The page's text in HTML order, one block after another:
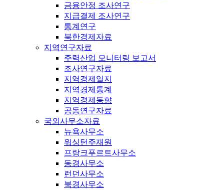
금융안정 조사연구
지급결제 조사연구
통계연구
북한경제자료
지역연구자료
주력산업 모니터링 보고서
조사연구자료
지역경제일지
지역경제통계
지역경제동향
공동연구자료
국외사무소자료
뉴욕사무소
워싱턴주재원
프랑크푸르트사무소
동경사무소
런던사무소
북경사무소